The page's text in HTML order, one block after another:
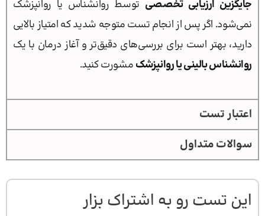
جایگزین ارزیابی تخصصی توسط روانشناس یا روانپزشک
نمی‌شود. اگر پس از انجام تست متوجه شدید که امتیاز بالایی
دارید، بهتر است برای بررسی‌های دقیق‌تر و آغاز درمان با یک
روانشناس بالینی یا روانپزشکمشورت کنید.
اعتبار تست
سوالات متداول
این تست رو به اشتراک بزار